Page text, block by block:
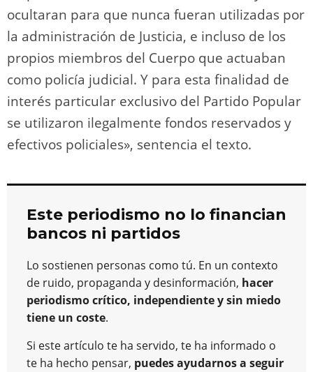
ocultaran para que nunca fueran utilizadas por
la administración de Justicia, e incluso de los
propios miembros del Cuerpo que actuaban
como policía judicial. Y para esta finalidad de
interés particular exclusivo del Partido Popular
se utilizaron ilegalmente fondos reservados y
efectivos policiales», sentencia el texto.
Este periodismo no lo financian
bancos ni partidos
Lo sostienen personas como tú. En un contexto
de ruido, propaganda y desinformación, hacer
periodismo crítico, independiente y sin miedo
tiene un coste.
Si este artículo te ha servido, te ha informado o
te ha hecho pensar, puedes ayudarnos a seguir